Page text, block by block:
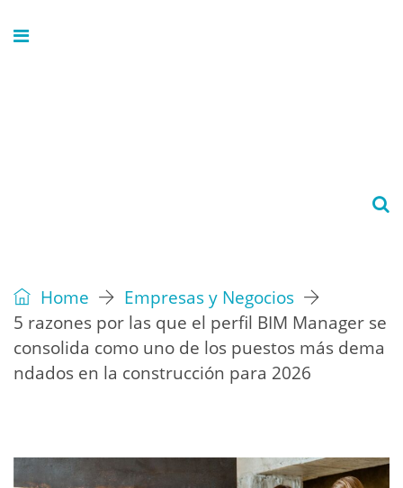
Home
Empresas y Negocios
5 razones por las que el perfil BIM Manager se
consolida como uno de los puestos más dema
ndados en la construcción para 2026